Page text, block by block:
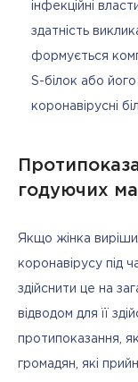
інфекційні
здатність
формується
S-білок або його
коронавірусні
годуючих
Якщо жінка
коронавірусу під
здійснити це на
відводом для її
протипоказання,
громадян, які